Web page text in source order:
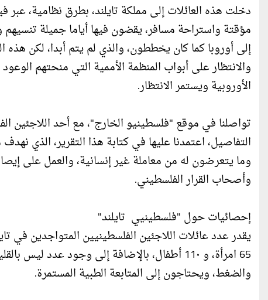
مؤقتة واستراحة مسافر، يقضون فيها أياما جميلة
إلى أوروبا كما كان يخططون، والذي لم يتم أبدا، لكن
والانتظار على أبواب المنظمة الأممية التي منحتهم
الأوروبية ويستمر الانتظار.
تواصلنا في موقع "فلسطينيو الخارج"، مع أحد اللاجئين
التفاصيل، اعتمدنا عليها في كتابة هذا التقرير، الذي
وما يتعرضون له من معاملة غير إنسانية، والعمل على
وأصحاب القرار الفلسطيني.
إحصائيات حول "فلسطينيي تايلند"
65 امرأة، و 11٠ أطفال، بالإضافة إلى وجود
والضغط، ويحتاجون إلى المتابعة الطبية المستمرة.